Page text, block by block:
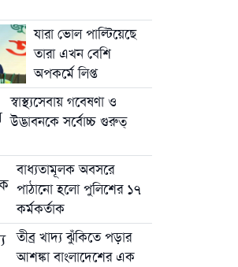
যারা ভোল পাল্টিয়েছে
তারা এখন বেশি
অপকর্মে লিপ্ত
স্বাস্থ্যসেবায় গবেষণা ও
উদ্ভাবনকে সর্বোচ্চ গুরুত্
বাধ্যতামূলক অবসরে
পাঠানো হলো পুলিশের ১৭
কর্মকর্তাক
তীব্র খাদ্য ঝুঁকিতে পড়ার
আশঙ্কা বাংলাদেশের এক